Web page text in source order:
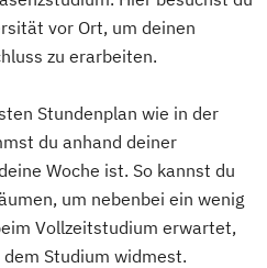
vor Ort, um deinen
zu erarbeiten.
Stundenplan wie in der
du anhand deiner
Woche ist. So kannst du
um nebenbei ein wenig
Vollzeitstudium erwartet,
Studium widmest.